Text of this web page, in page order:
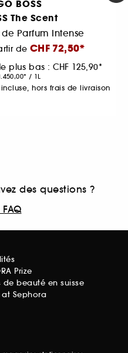
BOSS
The Scent
de Parfum Intense
de CHF 72,50
plus bas : CHF 125,90
/ 1L
incluse, hors frais de livraison
des questions ?
Prize
de beauté en suisse
Sephora